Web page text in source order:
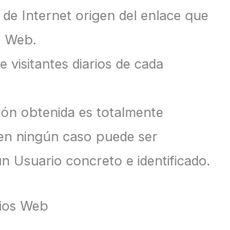
de Internet origen del enlace que
Web.
visitantes diarios de cada
obtenida es totalmente
ningún caso puede ser
Usuario concreto e identificado.
Web